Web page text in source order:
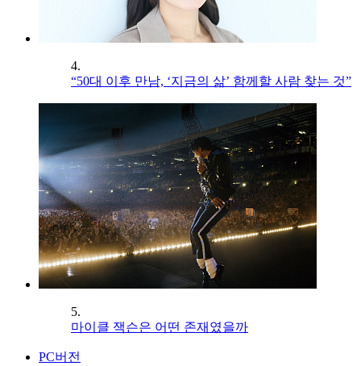
4.
“50대 이후 만남, ‘지금의 삶’ 함께할 사람 찾는 것”
5.
마이클 잭슨은 어떤 존재였을까
PC버전